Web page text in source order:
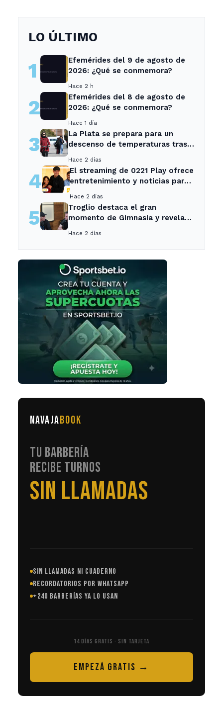
LO ÚLTIMO
1
Efemérides del 9 de agosto de
2026: ¿Qué se conmemora?
Hace 2 h
2
Efemérides del 8 de agosto de
2026: ¿Qué se conmemora?
Hace 1 día
3
La Plata se prepara para un
descenso de temperaturas tras
Hace 2 días
4
El streaming de 0221 Play ofrece
entretenimiento y noticias para
Hace 2 días
5
Troglio destaca el gran
momento de Gimnasia y revela
Hace 2 días
NAVAJABOOK
TU BARBERÍA
RECIBE TURNOS
EN AUTOMÁTICO
SIN LLAMADAS NI CUADERNO
RECORDATORIOS POR WHATSAPP
+240 BARBERÍAS YA LO USAN
14 DÍAS GRATIS · SIN TARJETA
EMPEZÁ GRATIS →